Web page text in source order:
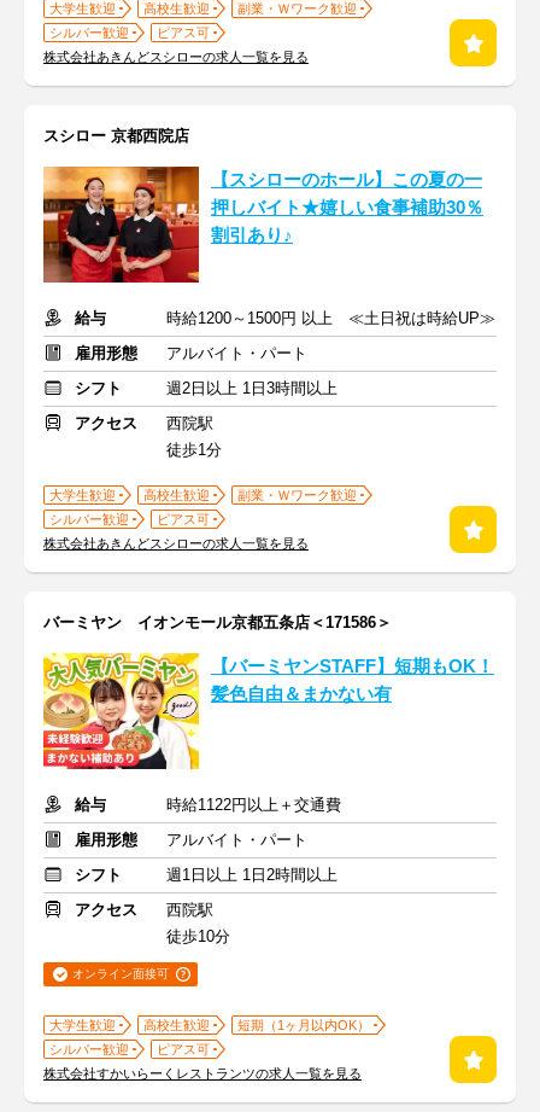
大学生歓迎 高校生歓迎
副業・Ｗワーク歓迎
シルバー歓迎
ピアス可
株式会社あきんどスシローの求人一覧を見る
スシロー 京都西院店
【スシローのホール】この夏の一
押しバイト★嬉しい食事補助30％
割引あり♪
給与
時給1200～1500円 以上 ≪土日祝は時給UP≫
雇用形態
アルバイト・パート
シフト
週2日以上 1日3時間以上
アクセス
西院駅
徒歩1分
大学生歓迎 高校生歓迎
副業・Ｗワーク歓迎
シルバー歓迎
ピアス可
株式会社あきんどスシローの求人一覧を見る
バーミヤン イオンモール京都五条店＜171586＞
【バーミヤンSTAFF】短期もOK！
髪色自由＆まかない有
給与
時給1122円以上＋交通費
雇用形態
アルバイト・パート
シフト
週1日以上 1日2時間以上
アクセス
西院駅
徒歩10分
オンライン面接可
大学生歓迎 高校生歓迎
短期（1ヶ月以内OK）
シルバー歓迎
ピアス可
株式会社すかいらーくレストランツの求人一覧を見る